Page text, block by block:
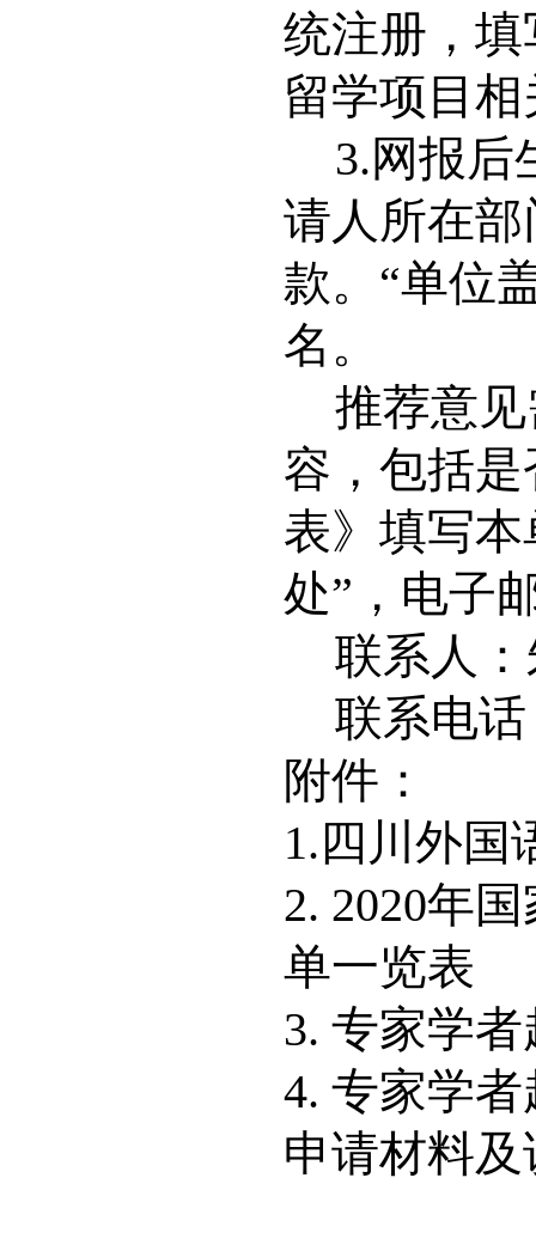
统注册，
留学项目
3.网报后
请人所在
款。“单位
名。
推荐意
容， 包括是
表》填写
处”，电子
联系人
联系电
附件：
1.四川外国
2. 2020年
单一览表
3. 专家学
4. 专家学
申请材料及